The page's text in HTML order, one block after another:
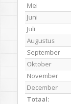
Mei
Juni
Juli
Augustus
September
Oktober
November
December
Totaal: